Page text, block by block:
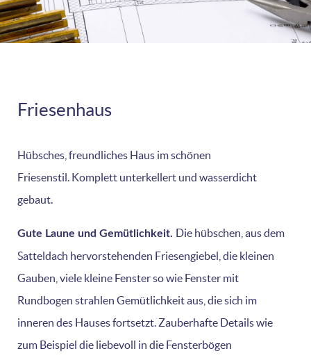
Friesenhaus
Hübsches, freundliches Haus im schönen
Friesenstil. Komplett unterkellert und wasserdicht
gebaut.
Gute Laune und Gemütlichkeit. Die hübschen, aus dem
Satteldach hervorstehenden Friesengiebel, die kleinen
Gauben, viele kleine Fenster so wie Fenster mit
Rundbogen strahlen Gemütlichkeit aus, die sich im
inneren des Hauses fortsetzt. Zauberhafte Details wie
zum Beispiel die liebevoll in die Fensterbögen